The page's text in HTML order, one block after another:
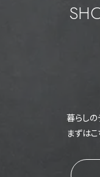
暮らし
まずはこ